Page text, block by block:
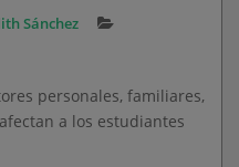
Sánchez
personales, familiares,
a los estudiantes